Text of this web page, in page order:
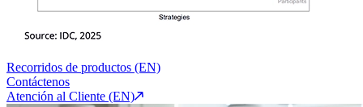
Recorridos de productos (EN)
Contáctenos
Atención al Cliente (EN)